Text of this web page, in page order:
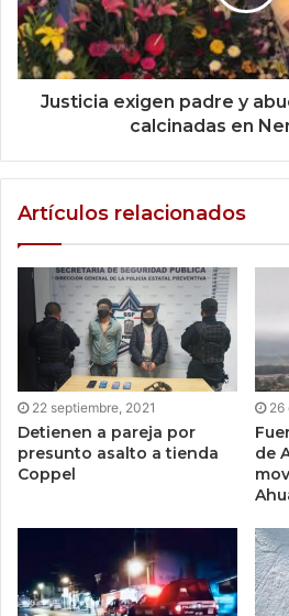
Justicia exigen padre y
calcinadas en
Artículos relacionados
22 septiembre, 2021
Detienen a pareja por
presunto asalto a tienda
Coppel
26
de